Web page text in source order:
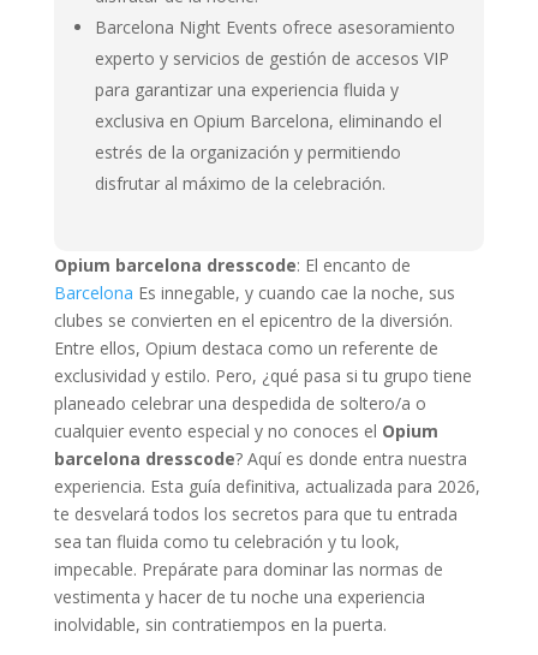
Barcelona Night Events ofrece asesoramiento
experto y servicios de gestión de accesos VIP
para garantizar una experiencia fluida y
exclusiva en Opium Barcelona, eliminando el
estrés de la organización y permitiendo
disfrutar al máximo de la celebración.
Opium barcelona dresscode: El encanto de
Barcelona Es innegable, y cuando cae la noche, sus
clubes se convierten en el epicentro de la diversión.
Entre ellos, Opium destaca como un referente de
exclusividad y estilo. Pero, ¿qué pasa si tu grupo tiene
planeado celebrar una despedida de soltero/a o
cualquier evento especial y no conoces el Opium
barcelona dresscode? Aquí es donde entra nuestra
experiencia. Esta guía definitiva, actualizada para 2026,
te desvelará todos los secretos para que tu entrada
sea tan fluida como tu celebración y tu look,
impecable. Prepárate para dominar las normas de
vestimenta y hacer de tu noche una experiencia
inolvidable, sin contratiempos en la puerta.